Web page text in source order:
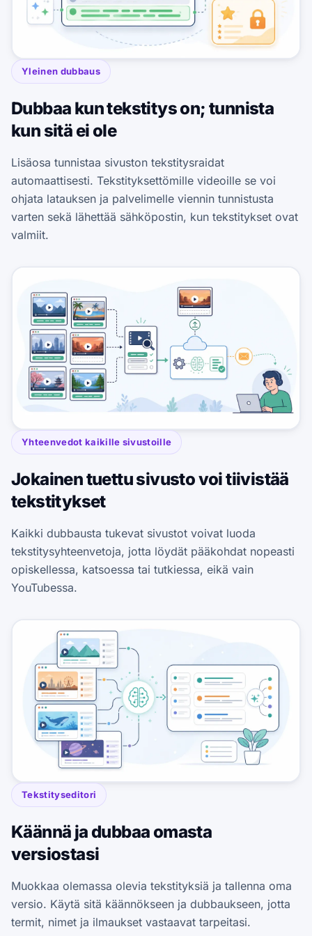
Yleinen dubbaus
Dubbaa kun tekstitys on; tunnista
kun sitä ei ole
Lisäosa tunnistaa sivuston tekstitysraidat
automaattisesti. Tekstityksettömille videoille se voi
ohjata latauksen ja palvelimelle viennin tunnistusta
varten sekä lähettää sähköpostin, kun tekstitykset ovat
valmiit.
Yhteenvedot kaikille sivustoille
Jokainen tuettu sivusto voi tiivistää
tekstitykset
Kaikki dubbausta tukevat sivustot voivat luoda
tekstitysyhteenvetoja, jotta löydät pääkohdat nopeasti
opiskellessa, katsoessa tai tutkiessa, eikä vain
YouTubessa.
Tekstityseditori
Käännä ja dubbaa omasta
versiostasi
Muokkaa olemassa olevia tekstityksiä ja tallenna oma
versio. Käytä sitä käännökseen ja dubbaukseen, jotta
termit, nimet ja ilmaukset vastaavat tarpeitasi.